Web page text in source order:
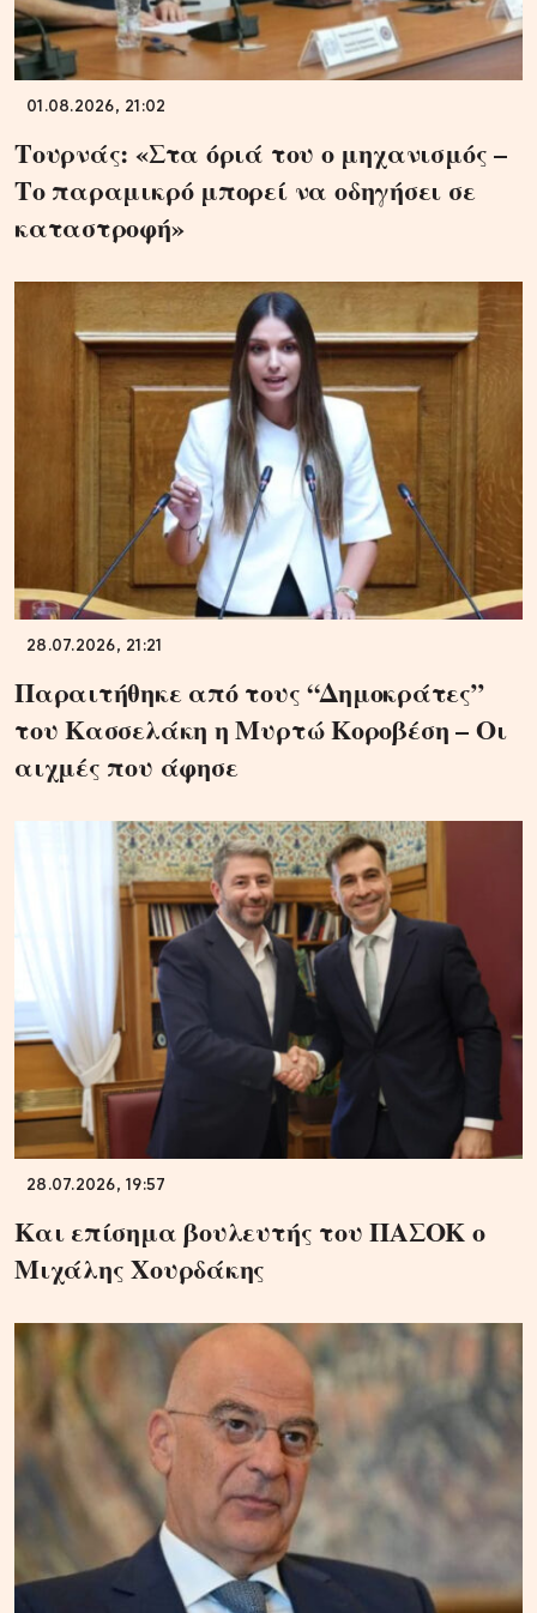
01.08.2026, 21:02
Τουρνάς: «Στα όριά του ο μηχανισμός –
Το παραμικρό μπορεί να οδηγήσει σε
καταστροφή»
28.07.2026, 21:21
Παραιτήθηκε από τους “Δημοκράτες”
του Κασσελάκη η Μυρτώ Κοροβέση – Οι
αιχμές που άφησε
28.07.2026, 19:57
Και επίσημα βουλευτής του ΠΑΣΟΚ ο
Μιχάλης Χουρδάκης